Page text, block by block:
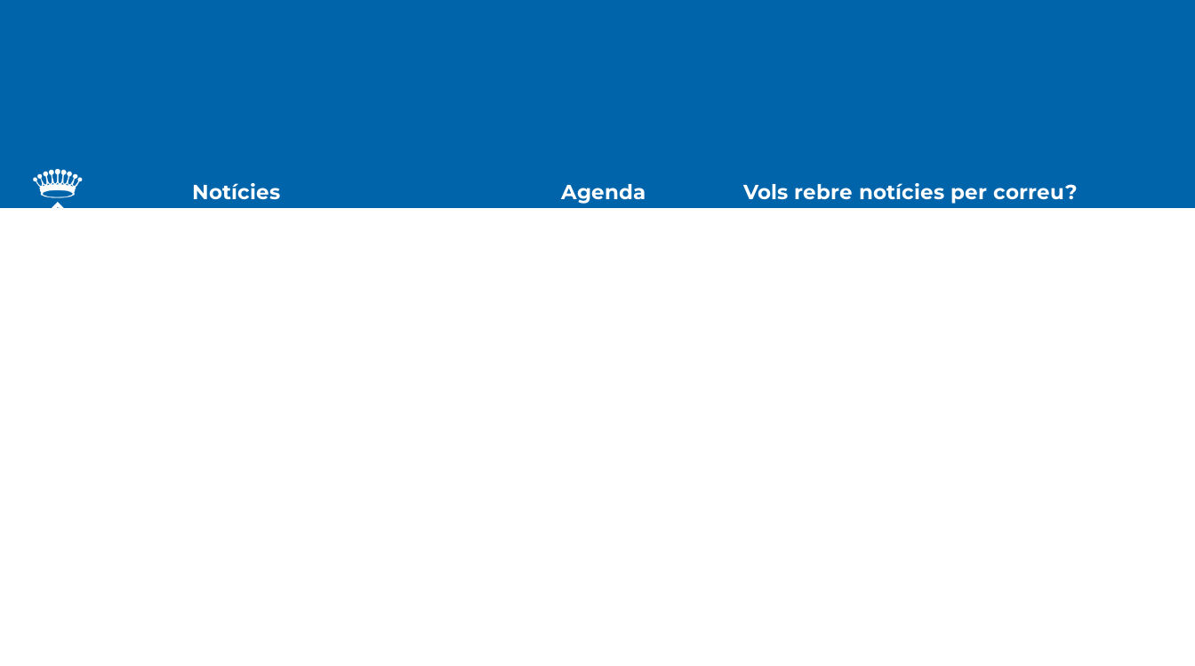
Notícies Agenda Vols rebre notícies per correu?